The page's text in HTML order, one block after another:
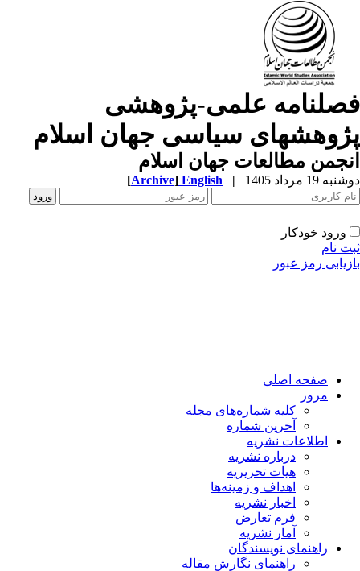
علمی-پژوهشی
سیاسی جهان اسلام
مطالعات جهان اسلام
19 مرداد 1405 |
English
[Archive]
ورود خودکار
نام
رمز عبور
صفحه اصلی
مرور
کلیه شماره‌های مجله
آخرین شماره
اطلاعات نشریه
درباره نشریه
هیات تحریریه
اهداف و زمینه‌ها
اخبار نشریه
فرم تعارض
آمار نشریه
راهنمای نویسندگان
راهنمای نگارش مقاله